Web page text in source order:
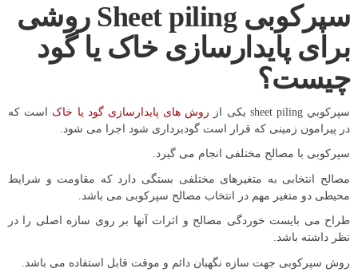
سپرکوبی Sheet piling روشی
برای پایدارسازی خاک یا گود
چیست؟
سپركوبي sheet piling یكی از روش های پایدارسازی گود یا خاک است که
در پیرامون زمينی كه قرار است گودبرداری شود اجرا می شود.
سپرکوبی با مصالح مختلفی انجام می گیرد.
مصالح انتخابی به متغیرهای مختلفی بستگی دارد که مقاومت و شرایط
محیطی دو متغیر مهم در انتخاب مصالح سپرکوبی می باشد.
طراح می بایست خوردگی مصالح و اثرات آنها بر روی سازه اصلی را در
نظر داشته باشد.
روش سپرکوبی جهت سازه نگهبان دائم و موقت قابل استفاده می باشد.